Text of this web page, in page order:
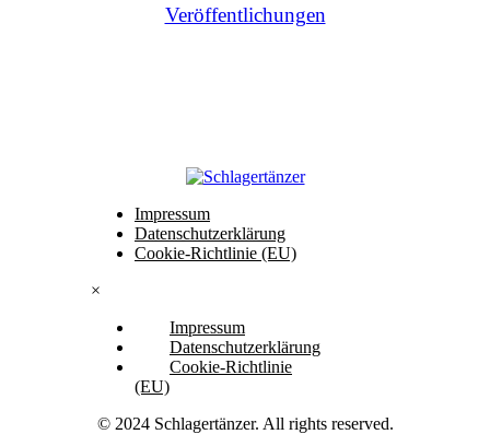
Veröffentlichungen
Impressum
Datenschutzerklärung
Cookie-Richtlinie (EU)
×
Impressum
Datenschutzerklärung
Cookie-Richtlinie
(EU)
© 2024 Schlagertänzer. All rights reserved.